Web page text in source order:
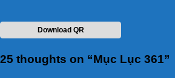
Download QR
25 thoughts on “Mục Lục 361”